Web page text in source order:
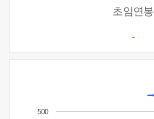
초임연봉
-
500